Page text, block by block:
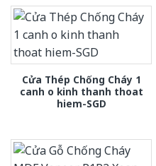
Cửa Thép Chống Cháy 1
canh o kinh thanh thoat
hiem-SGD